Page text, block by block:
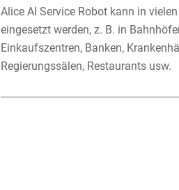
Alice AI Service Robot kann in
eingesetzt werden, z. B. in
Einkaufszentren, Banken,
Regierungssälen, Restaurants usw.